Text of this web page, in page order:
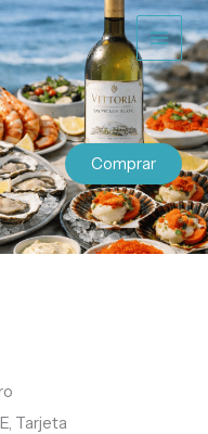
Comprar
Tarjeta